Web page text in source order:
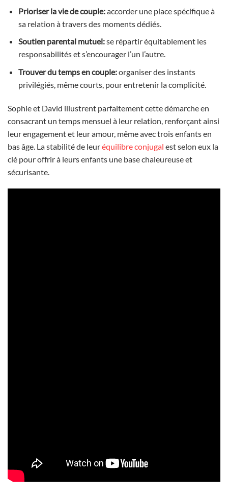
Prioriser la vie de couple:accorder une place spécifique à
sa relation à travers des moments dédiés.
Soutien parental mutuel:se répartir équitablement les
responsabilités et s’encourager l’un l’autre.
Trouver du temps en couple:organiser des instants
privilégiés, même courts, pour entretenir la complicité.
Sophie et David illustrent parfaitement cette démarche en
consacrant un temps mensuel à leur relation, renforçant ainsi
leur engagement et leur amour, même avec trois enfants en
bas âge. La stabilité de leuréquilibre conjugal est selon eux la
clé pour offrir à leurs enfants une base chaleureuse et
sécurisante.